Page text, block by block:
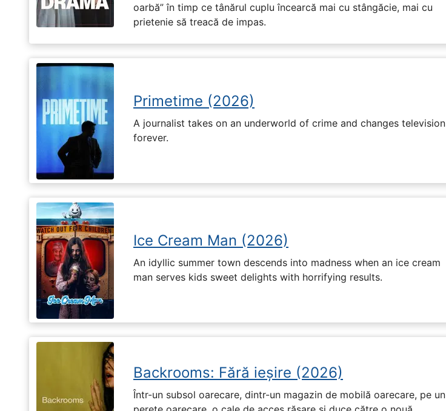
oarbă” în timp ce tânărul cuplu încearcă mai cu stângăcie, mai cu
prietenie să treacă de impas.
Primetime (2026)
A journalist takes on an underworld of crime and changes television
forever.
Ice Cream Man (2026)
An idyllic summer town descends into madness when an ice cream
man serves kids sweet delights with horrifying results.
Backrooms: Fără ieșire (2026)
Într-un subsol oarecare, dintr-un magazin de mobilă oarecare, pe un